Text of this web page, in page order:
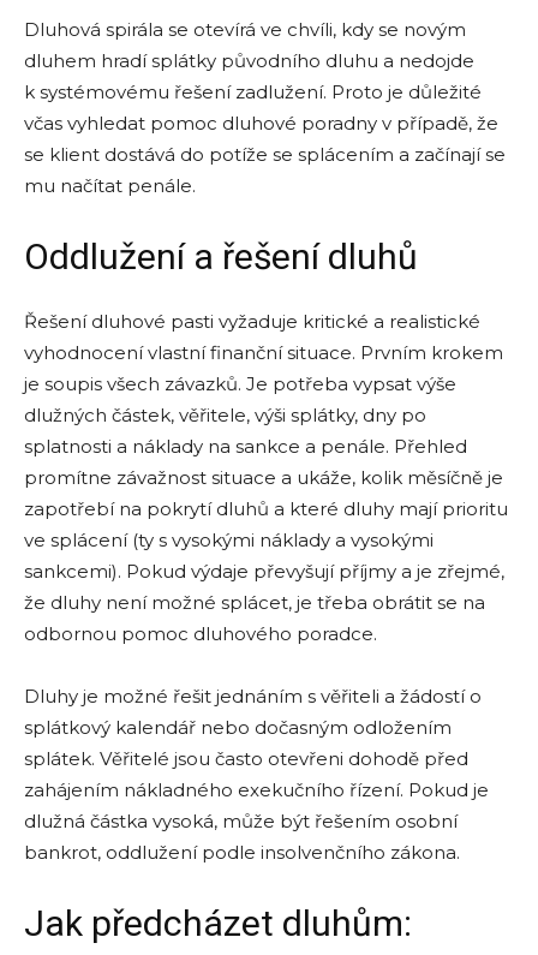
Dluhová spirála se otevírá ve chvíli, kdy se novým
dluhem hradí splátky původního dluhu a nedojde
k systémovému řešení zadlužení. Proto je důležité
včas vyhledat pomoc dluhové poradny v případě, že
se klient dostává do potíže se splácením a začínají se
mu načítat penále.
Oddlužení a řešení dluhů
Řešení dluhové pasti vyžaduje kritické a realistické
vyhodnocení vlastní finanční situace. Prvním krokem
je soupis všech závazků. Je potřeba vypsat výše
dlužných částek, věřitele, výši splátky, dny po
splatnosti a náklady na sankce a penále. Přehled
promítne závažnost situace a ukáže, kolik měsíčně je
zapotřebí na pokrytí dluhů a které dluhy mají prioritu
ve splácení (ty s vysokými náklady a vysokými
sankcemi). Pokud výdaje převyšují příjmy a je zřejmé,
že dluhy není možné splácet, je třeba obrátit se na
odbornou pomoc dluhového poradce.
Dluhy je možné řešit jednáním s věřiteli a žádostí o
splátkový kalendář nebo dočasným odložením
splátek. Věřitelé jsou často otevřeni dohodě před
zahájením nákladného exekučního řízení. Pokud je
dlužná částka vysoká, může být řešením osobní
bankrot, oddlužení podle insolvenčního zákona.
Jak předcházet dluhům: